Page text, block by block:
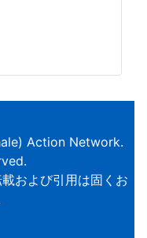
Action Network.
および引用は固くお